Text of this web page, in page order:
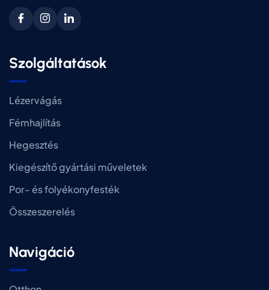
Szolgáltatások
Lézervágás
Fémhajlítás
Hegesztés
Kiegészítő gyártási műveletek
Por- és folyékonyfesték
Összeszerelés
Navigáció